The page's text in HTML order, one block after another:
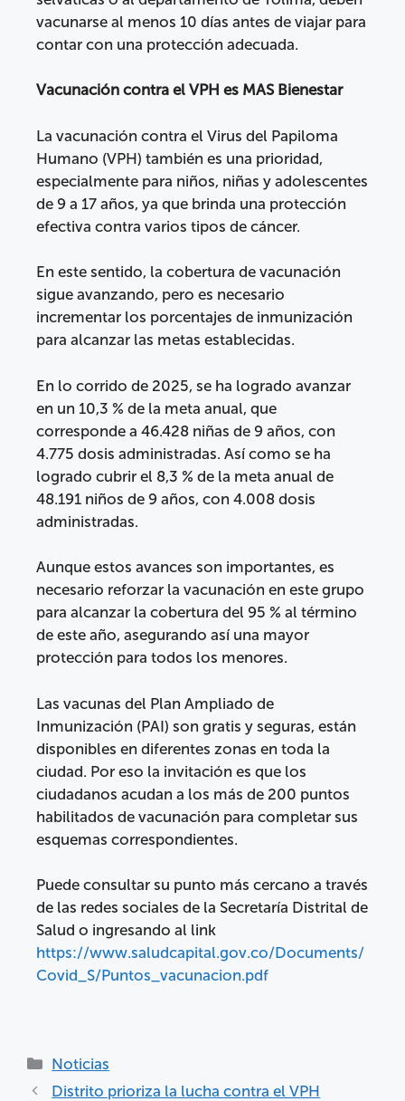
vacunarse al menos 10 días antes de viajar para
contar con una protección adecuada.
Vacunación contra el VPH es MAS Bienestar
La vacunación contra el Virus del Papiloma
Humano (VPH) también es una prioridad,
especialmente para niños, niñas y adolescentes
de 9 a 17 años, ya que brinda una protección
efectiva contra varios tipos de cáncer.
En este sentido, la cobertura de vacunación
sigue avanzando, pero es necesario
incrementar los porcentajes de inmunización
para alcanzar las metas establecidas.
En lo corrido de 2025, se ha logrado avanzar
en un 10,3 % de la meta anual, que
corresponde a 46.428 niñas de 9 años, con
4.775 dosis administradas. Así como se ha
logrado cubrir el 8,3 % de la meta anual de
48.191 niños de 9 años, con 4.008 dosis
administradas.
Aunque estos avances son importantes, es
necesario reforzar la vacunación en este grupo
para alcanzar la cobertura del 95 % al término
de este año, asegurando así una mayor
protección para todos los menores.
Las vacunas del Plan Ampliado de
Inmunización (PAI) son gratis y seguras, están
disponibles en diferentes zonas en toda la
ciudad. Por eso la invitación es que los
ciudadanos acudan a los más de 200 puntos
habilitados de vacunación para completar sus
esquemas correspondientes.
Puede consultar su punto más cercano a través
de las redes sociales de la Secretaría Distrital de
Salud o ingresando al link
https://www.saludcapital.gov.co/Documents/
Covid_S/Puntos_vacunacion.pdf
Noticias
Distrito prioriza la lucha contra el VPH